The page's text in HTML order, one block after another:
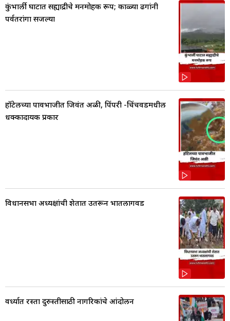
कुंभार्ली घाटात सह्याद्रीचे मनमोहक रूप; काळ्या ढगांनी
पर्वतरांगा सजल्या
हॉटेलच्या पावभाजीत जिवंत अळी, पिंपरी -चिंचवडमधील
धक्कादायक प्रकार
विधानसभा अध्यक्षांची शेतात उतरून भातलागवड
वर्ध्यात रस्ता दुरुस्तीसाठी नागरिकांचे आंदोलन